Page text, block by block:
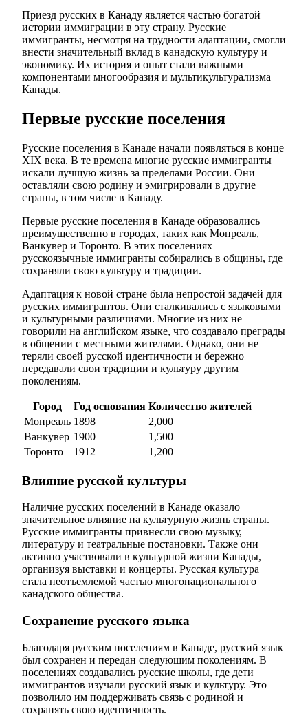
Приезд русских в Канаду является частью богатой
истории иммиграции в эту страну. Русские
иммигранты, несмотря на трудности адаптации, смогли
внести значительный вклад в канадскую культуру и
экономику. Их история и опыт стали важными
компонентами многообразия и мультикультурализма
Канады.
Первые русские поселения
Русские поселения в Канаде начали появляться в конце
XIX века. В те времена многие русские иммигранты
искали лучшую жизнь за пределами России. Они
оставляли свою родину и эмигрировали в другие
страны, в том числе в Канаду.
Первые русские поселения в Канаде образовались
преимущественно в городах, таких как Монреаль,
Ванкувер и Торонто. В этих поселениях
русскоязычные иммигранты собирались в общины, где
сохраняли свою культуру и традиции.
Адаптация к новой стране была непростой задачей для
русских иммигрантов. Они сталкивались с языковыми
и культурными различиями. Многие из них не
говорили на английском языке, что создавало преграды
в общении с местными жителями. Однако, они не
теряли своей русской идентичности и бережно
передавали свои традиции и культуру другим
поколениям.
Город Год основания Количество жителей
Монреаль 1898
2,000
Ванкувер 1900
1,500
Торонто
1912 1,200
Влияние русской культуры
Наличие русских поселений в Канаде оказало
значительное влияние на культурную жизнь страны.
Русские иммигранты привнесли свою музыку,
литературу и театральные постановки. Также они
активно участвовали в культурной жизни Канады,
организуя выставки и концерты. Русская культура
стала неотъемлемой частью многонационального
канадского общества.
Сохранение русского языка
Благодаря русским поселениям в Канаде, русский язык
был сохранен и передан следующим поколениям. В
поселениях создавались русские школы, где дети
иммигрантов изучали русский язык и культуру. Это
позволило им поддерживать связь с родиной и
сохранять свою идентичность.